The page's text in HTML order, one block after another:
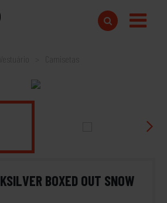
Camisetas
BOXED OUT SNOW